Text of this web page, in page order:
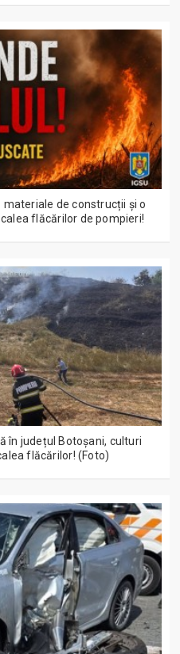
de construcții și o
flăcărilor de pompieri!
în județul Botoșani, culturi
flăcărilor! (Foto)